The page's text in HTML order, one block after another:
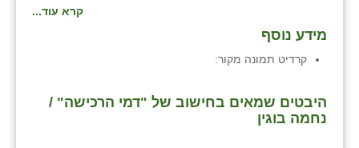
קרא עוד...
מידע נוסף
קרדיט תמונה מקור:
היבטים שמאים בחישוב של "דמי הרכישה" /
נחמה בוגין
שדה ורבורג
שדמה